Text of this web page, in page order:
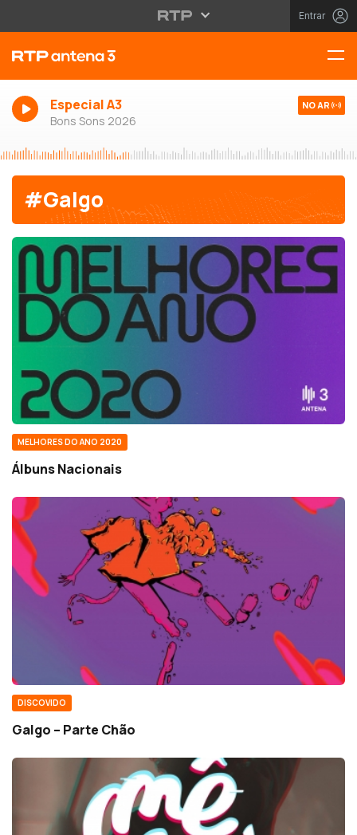
Entrar
Especial A3
Bons Sons 2026
NO AR
#Galgo
MELHORES DO ANO 2020
Álbuns Nacionais
DISCOVIDO
Galgo – Parte Chão